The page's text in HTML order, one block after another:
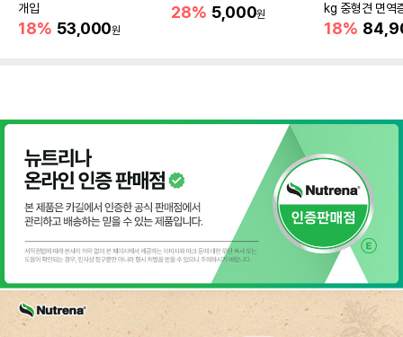
개입
18% 53,000원
28% 5,000원
kg 중형견 면역
18%